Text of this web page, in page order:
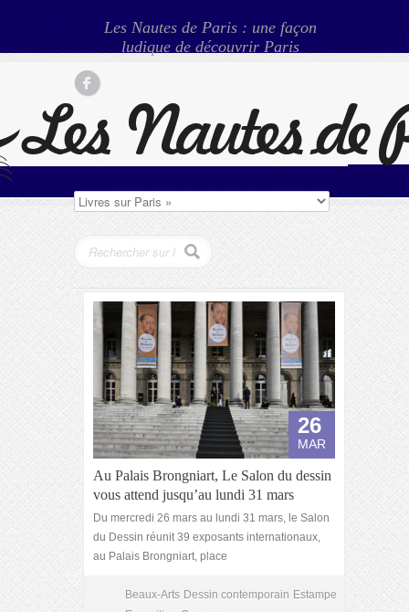
Les Nautes de Paris : une façon
ludique de découvrir Paris
26
MAR
Au Palais Brongniart, Le Salon du dessin
vous attend jusqu’au lundi 31 mars
Du mercredi 26 mars au lundi 31 mars, le Salon
du Dessin réunit 39 exposants internationaux,
au Palais Brongniart, place
Beaux-Arts Dessin contemporain Estampe